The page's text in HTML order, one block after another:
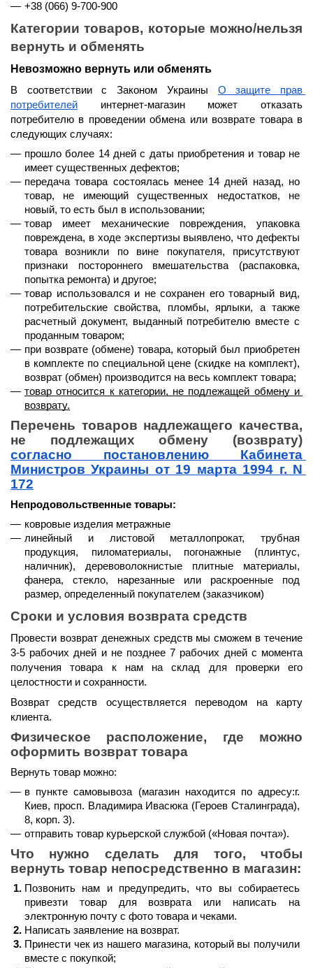
+38 (066) 9-700-900
Категории товаров, которые можно/нельзя
вернуть и обменять
Невозможно вернуть или обменять
В соответствии с Законом Украины О защите прав
потребителей интернет-магазин может отказать
потребителю в проведении обмена или возврате товара в
следующих случаях:
прошло более 14 дней с даты приобретения и товар не
имеет существенных дефектов;
передача товара состоялась менее 14 дней назад, но
товар, не имеющий существенных недостатков, не
новый, то есть был в использовании;
товар имеет механические повреждения, упаковка
повреждена, в ходе экспертизы выявлено, что дефекты
товара возникли по вине покупателя, присутствуют
признаки постороннего вмешательства (распаковка,
попытка ремонта) и другое;
товар использовался и не сохранен его товарный вид,
потребительские свойства, пломбы, ярлыки, а также
расчетный документ, выданный потребителю вместе с
проданным товаром;
при возврате (обмене) товара, который был приобретен
в комплекте по специальной цене (скидке на комплект),
возврат (обмен) производится на весь комплект товара;
товар относится к категории, не подлежащей обмену и
возврату.
Перечень товаров надлежащего качества,
согласно постановлению Кабинета
Министров Украины от 19 марта 1994 г. N
172
Непродовольственные товары:
ковровые изделия метражные
линейный и листовой металлопрокат, трубная
продукция, пиломатериалы, погонажные (плинтус,
наличник), деревоволокнистые плитные материалы,
фанера, стекло, нарезанные или раскроенные под
размер, определенный покупателем (заказчиком)
Сроки и условия возврата средств
Провести возврат денежных средств мы сможем в течение
3-5 рабочих дней и не позднее 7 рабочих дней с момента
получения товара к нам на склад для проверки его
целостности и сохранности.
Возврат средств осуществляется переводом на карту
клиента.
Физическое расположение, где можно
оформить возврат товара
Вернуть товар можно:
в пункте самовывоза (магазин находится по адресу:г.
Киев, просп. Владимира Ивасюка (Героев Сталинграда),
8, корп. 3).
отправить товар курьерской службой («Новая почта»).
Что нужно сделать для того, чтобы
вернуть товар непосредственно в магазин:
Позвонить нам и предупредить, что вы собираетесь
привезти товар для возврата или написать на
электронную почту с фото товара и чеками.
Написать заявление на возврат.
Принести чек из нашего магазина, который вы получили
вместе с покупкой;